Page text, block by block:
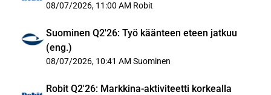
08/07/2026, 11:00 AM Robit
Suominen Q2'26: Työ käänteen eteen jatkuu
(eng.)
08/07/2026, 10:41 AM Suominen
Robit Q2'26: Markkina-aktiviteetti korkealla